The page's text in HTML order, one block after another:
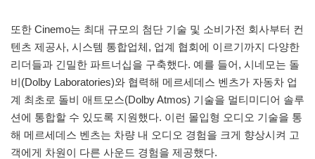
또한 Cinemo는 최대 규모의 첨단 기술 및 소비가전 회사부터 컨
텐츠 제공사, 시스템 통합업체, 업계 협회에 이르기까지 다양한
리더들과 긴밀한 파트너십을 구축했다. 예를 들어, 시네모는 돌
비(Dolby Laboratories)와 협력해 메르세데스 벤츠가 자동차 업
계 최초로 돌비 애트모스(Dolby Atmos) 기술을 멀티미디어 솔루
션에 통합할 수 있도록 지원했다. 이런 몰입형 오디오 기술을 통
해 메르세데스 벤츠는 차량 내 오디오 경험을 크게 향상시켜 고
객에게 차원이 다른 사운드 경험을 제공했다.